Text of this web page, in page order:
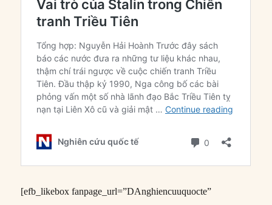
[efb_likebox fanpage_url=”DAnghiencuuquocte”